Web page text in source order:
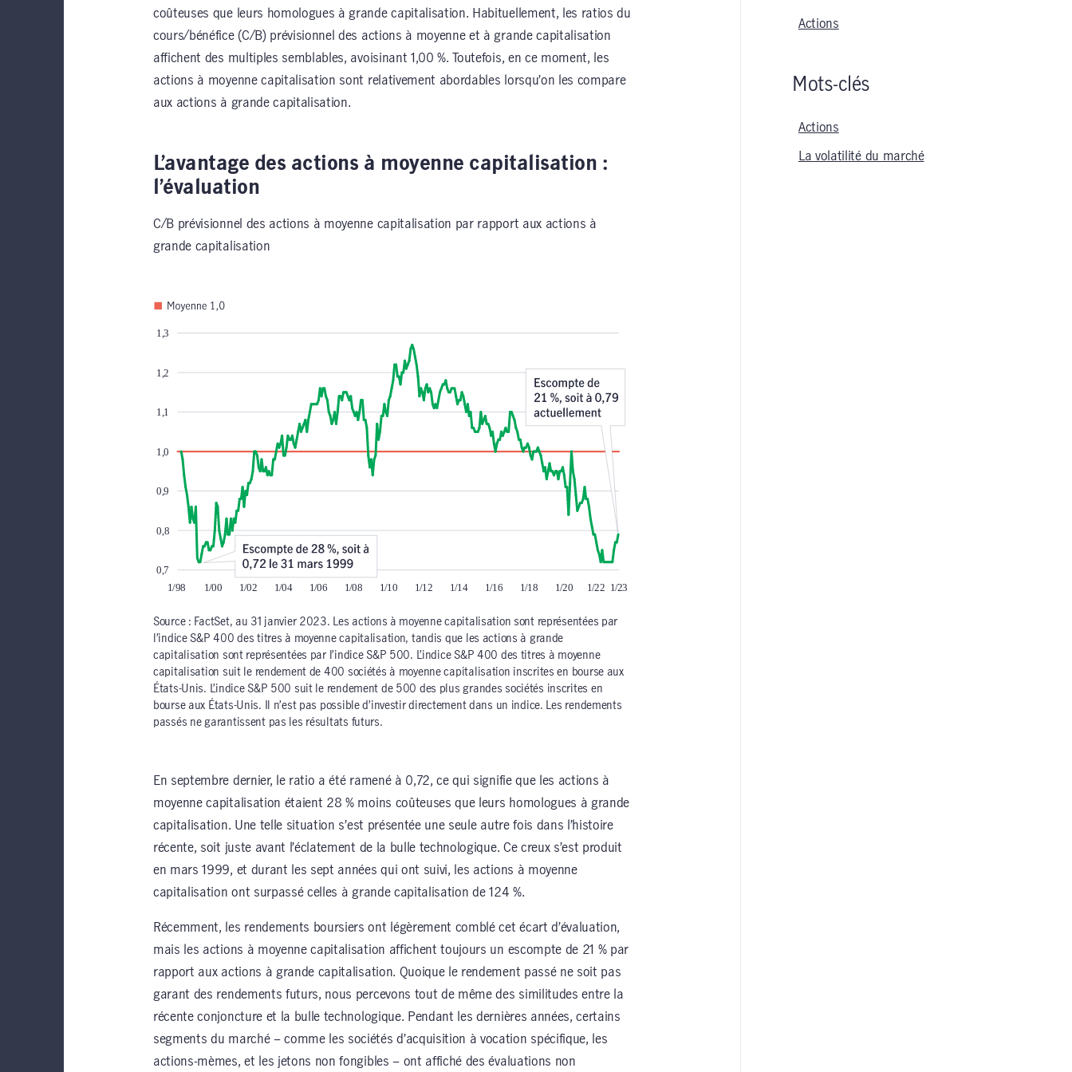
coûteuses que leurs homologues à grande capitalisation. Habituellement, les ratios du
cours/bénéfice (C/B) prévisionnel des actions à moyenne et à grande capitalisation
affichent des multiples semblables, avoisinant 1,00 %. Toutefois, en ce moment, les
actions à moyenne capitalisation sont relativement abordables lorsqu’on les compare
aux actions à grande capitalisation.
L’avantage des actions à moyenne capitalisation :
l’évaluation
C/B prévisionnel des actions à moyenne capitalisation par rapport aux actions à
grande capitalisation
Source : FactSet, au 31 janvier 2023. Les actions à moyenne capitalisation sont représentées par
l’indice S&P 400 des titres à moyenne capitalisation, tandis que les actions à grande
capitalisation sont représentées par l’indice S&P 500. L’indice S&P 400 des titres à moyenne
capitalisation suit le rendement de 400 sociétés à moyenne capitalisation inscrites en bourse aux
États-Unis. L’indice S&P 500 suit le rendement de 500 des plus grandes sociétés inscrites en
bourse aux États-Unis. Il n’est pas possible d’investir directement dans un indice. Les rendements
passés ne garantissent pas les résultats futurs.
En septembre dernier, le ratio a été ramené à 0,72, ce qui signifie que les actions à
moyenne capitalisation étaient 28 % moins coûteuses que leurs homologues à grande
capitalisation. Une telle situation s’est présentée une seule autre fois dans l’histoire
récente, soit juste avant l’éclatement de la bulle technologique. Ce creux s’est produit
en mars 1999, et durant les sept années qui ont suivi, les actions à moyenne
capitalisation ont surpassé celles à grande capitalisation de 124 %.
Récemment, les rendements boursiers ont légèrement comblé cet écart d’évaluation,
mais les actions à moyenne capitalisation affichent toujours un escompte de 21 % par
rapport aux actions à grande capitalisation. Quoique le rendement passé ne soit pas
garant des rendements futurs, nous percevons tout de même des similitudes entre la
récente conjoncture et la bulle technologique. Pendant les dernières années, certains
segments du marché – comme les sociétés d’acquisition à vocation spécifique, les
actions-mèmes, et les jetons non fongibles – ont affiché des évaluations non
Actions
Mots-clés
Actions
La volatilité du marché